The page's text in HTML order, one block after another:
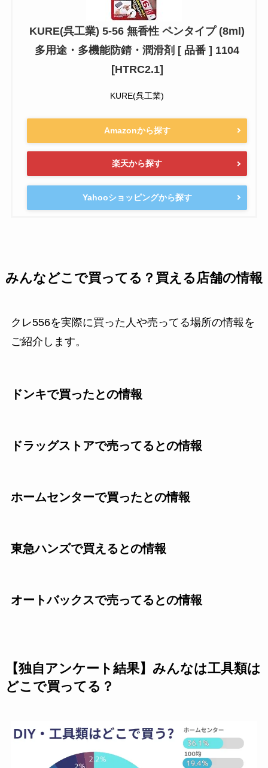
KURE(呉工業) 5-56 無香性 ペンタイプ (8ml)
多用途・多機能防錆・潤滑剤 [ 品番 ] 1104
[HTRC2.1]
KURE(呉工業)
Amazonから探す
楽天から探す
Yahooショッピングから探す
みんなどこで買ってる？買える店舗の情報
クレ556を実際に買った人や売ってる場所の情報を
ご紹介します。
ドンキで買ったとの情報
ドラッグストアで売ってるとの情報
ホームセンターで買ったとの情報
東急ハンズで買えるとの情報
オートバックスで売ってるとの情報
【独自アンケート結果】みんなは工具類は
どこで買ってる？